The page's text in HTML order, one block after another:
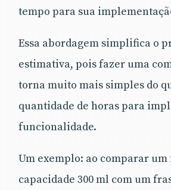
tempo para sua
Essa abordagem simplifica o
estimativa, pois fazer uma
torna muito mais simples do
quantidade de horas para
funcionalidade.
Um exemplo: ao comparar um
capacidade 300 ml com um